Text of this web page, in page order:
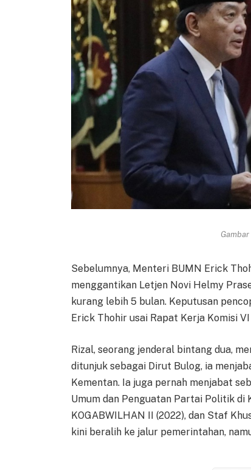
Sebelumnya, Menteri BUMN Erick
menggantikan Letjen Novi Helmy
kurang lebih 5 bulan. Keputusan
Erick Thohir usai Rapat Kerja Komisi
Rizal, seorang jenderal bintang dua,
ditunjuk sebagai Dirut Bulog, ia
Kementan. Ia juga pernah menjabat
Umum dan Penguatan Partai Politik di
KOGABWILHAN II (2022), dan Staf
kini beralih ke jalur pemerintahan,